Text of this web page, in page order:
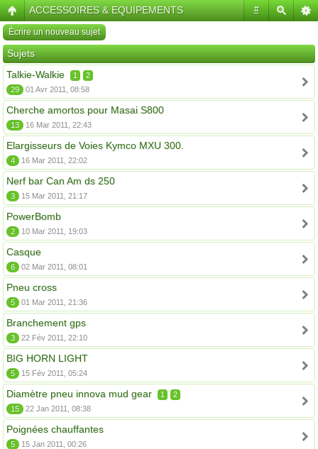
#
ACCESSOIRES & EQUIPEMENTS
Écrire un nouveau sujet
Sujets
Talkie-Walkie
1
2
29
01 Avr 2011, 08:58
Cherche amortos pour Masai S800
13 16 Mar 2011, 22:43
Elargisseurs de Voies Kymco MXU 300.
4 16 Mar 2011, 22:02
Nerf bar Can Am ds 250
3 15 Mar 2011, 21:17
PowerBomb
2 10 Mar 2011, 19:03
Casque
6 02 Mar 2011, 08:01
Pneu cross
5 01 Mar 2011, 21:36
Branchement gps
3 22 Fév 2011, 22:10
BIG HORN LIGHT
5 15 Fév 2011, 05:24
Diamètre pneu innova mud gear 1
2
15
22 Jan 2011, 08:38
Poignées chauffantes
5 15 Jan 2011, 00:26